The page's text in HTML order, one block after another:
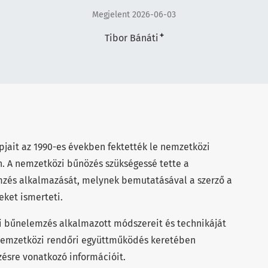
Megjelent 2026-06-03
Tibor Bánáti +
az 1990-es években fektették le nemzetközi
nemzetközi bűnözés szükségessé tette a
alkalmazását, melynek bemutatásával a szerző a
ismerteti.
bűnelemzés alkalmazott módszereit és technikáját
rendőri együttműködés keretében
vonatkozó információit.